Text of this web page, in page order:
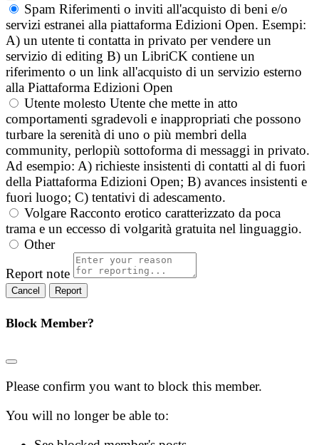
Spam Riferimenti o inviti all'acquisto di beni e/o
servizi estranei alla piattaforma Edizioni Open. Esempi:
A) un utente ti contatta in privato per vendere un
servizio di editing B) un LibriCK contiene un
riferimento o un link all'acquisto di un servizio esterno
alla Piattaforma Edizioni Open
Utente molesto Utente che mette in atto
comportamenti sgradevoli e inappropriati che possono
turbare la serenità di uno o più membri della
community, perlopiù sottoforma di messaggi in privato.
Ad esempio: A) richieste insistenti di contatti al di fuori
della Piattaforma Edizioni Open; B) avances insistenti e
fuori luogo; C) tentativi di adescamento.
Volgare Racconto erotico caratterizzato da poca
trama e un eccesso di volgarità gratuita nel linguaggio.
Other
Report note
Report
Block Member?
Please confirm you want to block this member.
You will no longer be able to: